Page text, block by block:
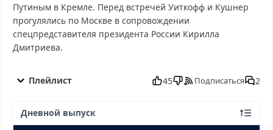
Путиным в Кремле. Перед встречей Уиткофф и Кушнер
прогулялись по Москве в сопровождении
спецпредставителя президента России Кирилла
Дмитриева.
минyт от 02.12.2025 смотреть онлайн, 60 минyт от 02.12.2025
02.12.2025 выпуск онлайн, 60 минyт от 02.12.2025 эфир, 60
Плейлист 45 Подписаться 2
Дневной выпуск